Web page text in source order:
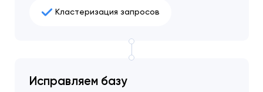
Спасибо
Мы получили вашу заявку
Кластеризация запросов
Исправляем базу
Спасибо
Мы получили вашу заявку
отправлена!
ближайшее время,